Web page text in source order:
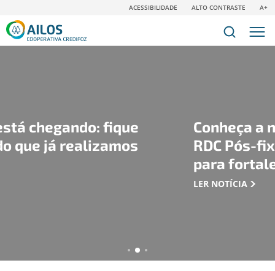
ACESSIBILIDADE ALTO CONTRASTE A+
Conheça a nova
RDC Pós-fixado: uma
para fortalecer seu